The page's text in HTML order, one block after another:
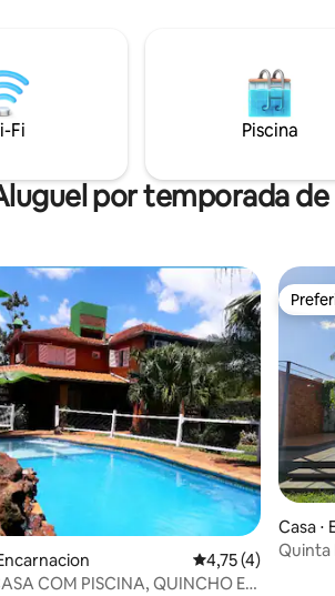
dicas locais e um
relaxante. Reserve agora e
a experiência!
Fi Piscina
por temporada de
média de 5, 4 avaliações
4,75 de uma
4,75 (4)
COM PISCINA, QUINCHO E
Casa ⋅
Quinta